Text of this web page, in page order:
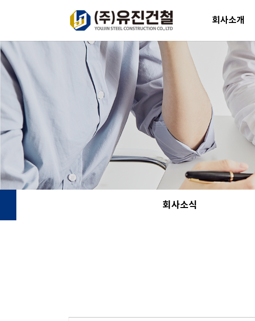
회사소개
회사소식